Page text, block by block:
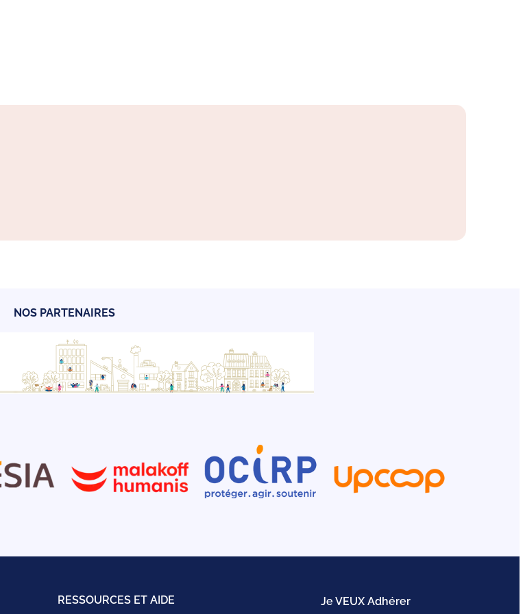
NOS PARTENAIRES
RESSOURCES ET AIDE Je VEUX Adhérer